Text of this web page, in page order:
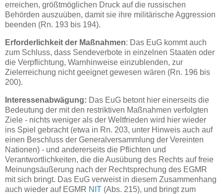
erreichen, größtmöglichen Druck auf die russischen
Behörden auszuüben, damit sie ihre militärische Aggression
beenden (Rn. 193 bis 194).
Erforderlichkeit der Maßnahmen: Das EuG kommt auch
zum Schluss, dass Sendeverbote in einzelnen Staaten oder
die Verpflichtung, Warnhinweise einzublenden, zur
Zielerreichung nicht geeignet gewesen wären (Rn. 196 bis
200).
Interessenabwägung: Das EuG betont hier einerseits die
Bedeutung der mit den restriktiven Maßnahmen verfolgten
Ziele - nichts weniger als der Weltfrieden wird hier wieder
ins Spiel gebracht (etwa in Rn. 203, unter Hinweis auch auf
einen Beschluss der Generalversammlung der Vereinten
Nationen) - und andererseits die Pflichten und
Verantwortlichkeiten, die die Ausübung des Rechts auf freie
Meinungsäußerung nach der Rechtsprechung des EGMR
mit sich bringt. Das EuG verweist in diesem Zusammenhang
auch wieder auf EGMR NIT (Abs. 215), und bringt zum